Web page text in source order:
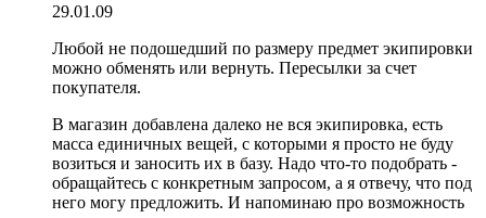
29.01.09
Любой не подошедший по размеру предмет экипировки
можно обменять или вернуть. Пересылки за счет
покупателя.
В магазин добавлена далеко не вся экипировка, есть
масса единичных вещей, с которыми я просто не буду
возиться и заносить их в базу. Надо что-то подобрать -
обращайтесь с конкретным запросом, а я отвечу, что под
него могу предложить. И напоминаю про возможность